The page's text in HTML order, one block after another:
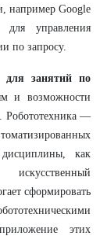
например Google
для управления
по запросу.
для занятий по
и возможности
Робототехника —
как
искусственный
сформировать
этих